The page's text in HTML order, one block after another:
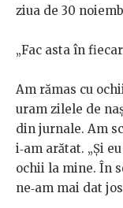
ziua de 30
„Fac asta în
Am rămas cu
uram zilele de
din jurnale. Am
i‑am arătat. „Şi
ochii la mine. În
ne‑am mai dat